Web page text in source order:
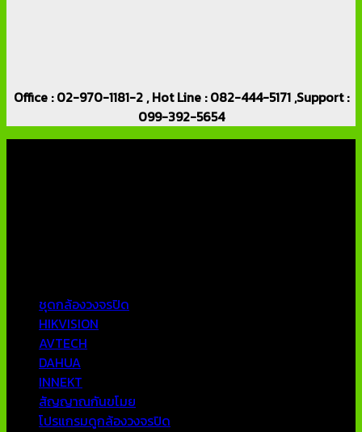
Office : 02-970-1181-2 , Hot Line : 082-444-5171 ,Support :
099-392-5654
ชุดกล้องวงจรปิด
HIKVISION
AVTECH
DAHUA
INNEKT
สัญญาณกันขโมย
โปรแกรมดูกล้องวงจรปิด